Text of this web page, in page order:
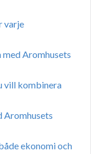
varje
Aromhusets
vill kombinera
Aromhusets
ekonomi och